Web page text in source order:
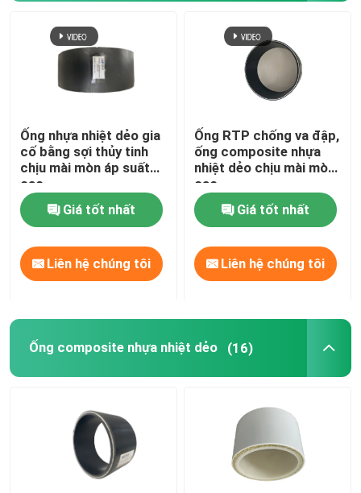
Yêu cầu báo giá
Ống nhựa nhiệt dẻo gia cố
Ống composite nhựa nhiệt dẻo
Ống nhựa gia cố sợi thủy tinh
Ống composite áp suất cao
Ống composite nhiều lớp
Ống khí tổng hợp
Đường ống composite
Ống nhựa nhiệt dẻo gia
cố bằng sợi thủy tinh
chịu mài mòn áp suất
cao
Giá tốt nhất
Liên hệ chúng tôi
Ống RTP chống va đập,
ống composite nhựa
nhiệt dẻo chịu mài mòn
cao
Giá tốt nhất
Liên hệ chúng tôi
Ống composite nhựa nhiệt dẻo (16)